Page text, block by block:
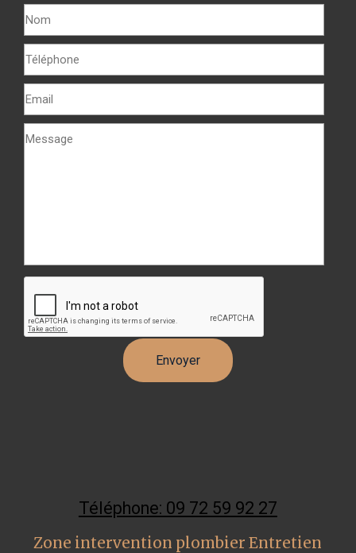
Téléphone: 09 72 59 92 27
Zone intervention plombier Entretien